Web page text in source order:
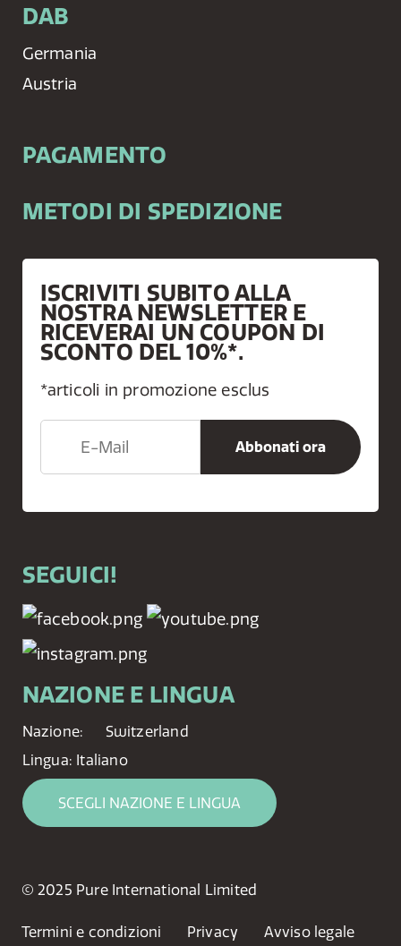
DAB
Germania
Austria
PAGAMENTO
METODI DI SPEDIZIONE
ISCRIVITI SUBITO ALLA
NOSTRA NEWSLETTER E
RICEVERAI UN COUPON DI
SCONTO DEL 10%*.
*articoli in promozione esclus
SEGUICI!
NAZIONE E LINGUA
Nazione:
Switzerland
Lingua: Italiano
SCEGLI NAZIONE E LINGUA
© 2025 Pure International Limited
Termini e condizioni Privacy Avviso legale